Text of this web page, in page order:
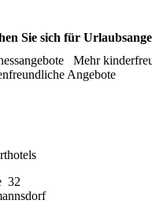
Sie sich für
Mehr
Angebote
32